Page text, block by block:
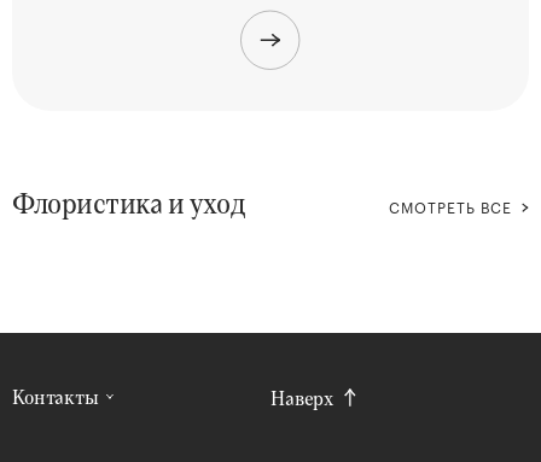
Флористика и уход СМОТРЕТЬ ВСЕ
Контакты Наверх